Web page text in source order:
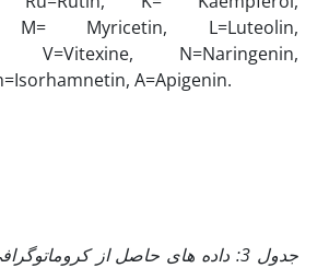
M= Myricetin, L=Luteolin,
V=Vitexine, N=Naringenin,
A=Apigenin.
جدول 3: داده های حاصل از